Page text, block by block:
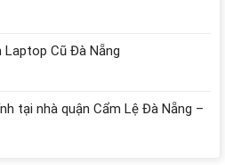
Laptop Cũ Đà Nẵng
tại nhà quận Cẩm Lệ Đà Nẵng –